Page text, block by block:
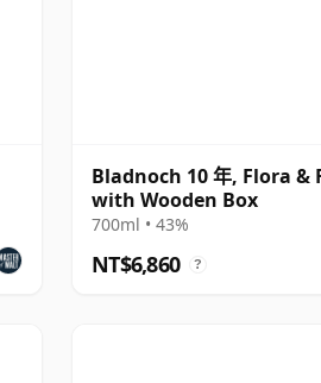
Bladnoch 10 年, Flora &
with Wooden Box
700ml • 43%
NT$6,860 ?